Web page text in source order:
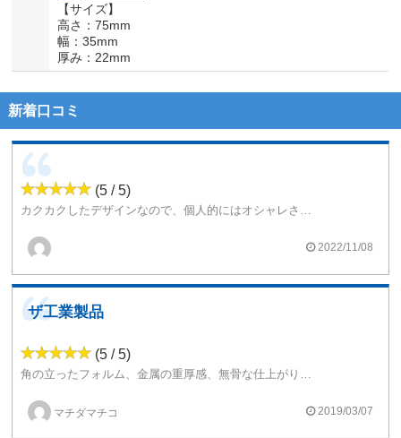
【サイズ】
高さ：75mm
幅：35mm
厚み：22mm
新着口コミ
(5 / 5)
カクカクしたデザインなので、個人的にはオシャレさは無く、ただの道具のような感じ？
2022/11/08
ザ工業製品
(5 / 5)
ただ、バッテリーを入れ込むパーツのバリが激しく、気を使わずにバッテリーを取り外しすると皮膜が破れます。そこに無骨な男らしさはいらなかった。
マチダマチコ 2019/03/07